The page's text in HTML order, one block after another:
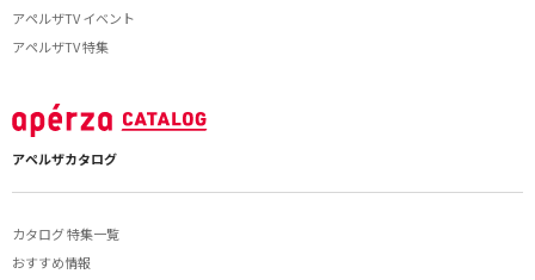
アペルザTV イベント
アペルザTV 特集
アペルザカタログ
カタログ 特集一覧
おすすめ情報